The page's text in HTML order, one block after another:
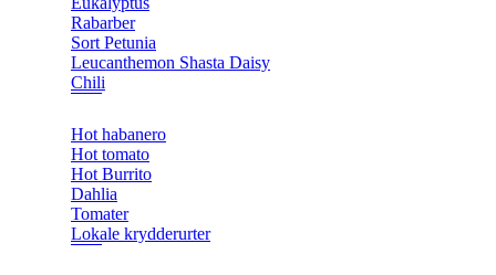
Rabarber
Sort Petunia
Leucanthemon Shasta Daisy
Chili
Hot habanero
Hot tomato
Hot Burrito
Dahlia
Tomater
Lokale krydderurter